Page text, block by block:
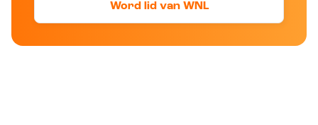
Word lid van WNL